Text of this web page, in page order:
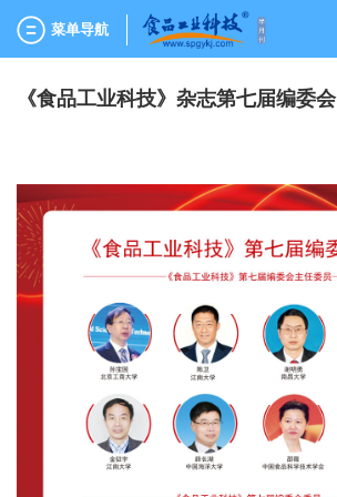
菜单导航
《食品工业科技》杂志第七届编委会